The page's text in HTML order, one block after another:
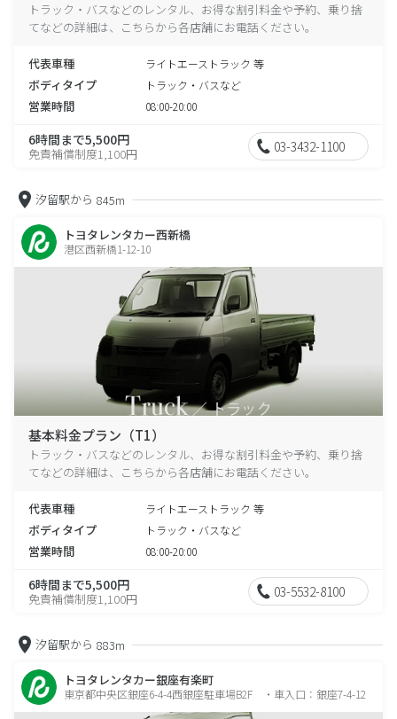
トラック・バスなどのレンタル、お得な割引料金や予約、乗り捨
てなどの詳細は、こちらから各店舗にお電話ください。
代表車種 ライトエーストラック 等
ボディタイプ トラック・バスなど
営業時間 08:00-20:00
6時間まで5,500円
免責補償制度1,100円 03-3432-1100
汐留駅から 845m
トヨタレンタカー西新橋
港区西新橋1-12-10
基本料金プラン（T1）
トラック・バスなどのレンタル、お得な割引料金や予約、乗り捨
てなどの詳細は、こちらから各店舗にお電話ください。
代表車種 ライトエーストラック 等
ボディタイプ トラック・バスなど
営業時間 08:00-20:00
6時間まで5,500円
免責補償制度1,100円 03-5532-8100
汐留駅から 883m
トヨタレンタカー銀座有楽町
東京都中央区銀座6-4-4西銀座駐車場B2F ・車入口：銀座7-4-12